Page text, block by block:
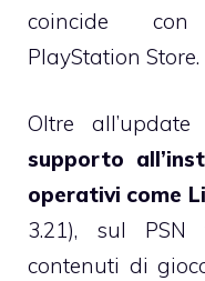
coincide con
PlayStation Store.
Oltre
supporto
operativi come
3.21), sul PSN
contenuti di